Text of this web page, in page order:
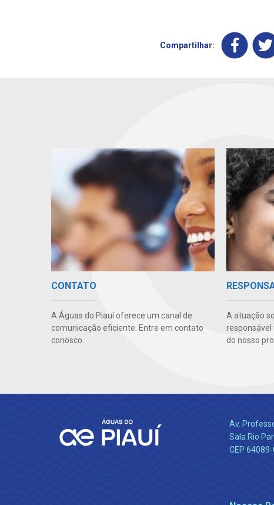
Compartilhar:
CONTATO
A Águas do Piauí oferece um canal de
comunicação eficiente. Entre em contato
conosco.
A atuação
responsável
do nosso
Av.
Sala Rio
CEP